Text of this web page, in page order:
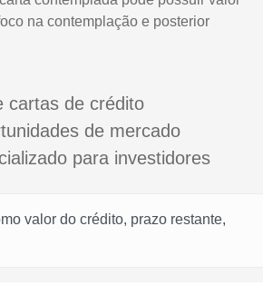
na contemplação e posterior
cartas de crédito
de mercado
para investidores
valor do crédito, prazo restante,